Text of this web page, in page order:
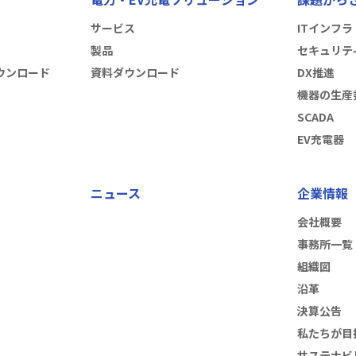
ンロード
サービス
製品
資料ダウンロード
ITインフラ
セキュリテ
DX推進
機器の生産
SCADA
EV充電器
ニュース 企業情報
会社概要
事務所一覧
組織図
沿革
決算公告
私たちが